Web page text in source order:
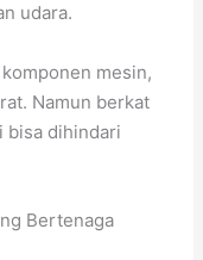
udara.
mesin,
Namun berkat
bisa dihindari
Bertenaga